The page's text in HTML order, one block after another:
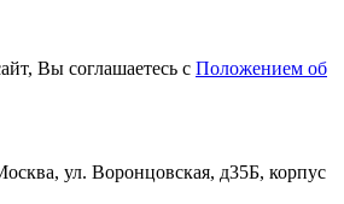
Вы соглашаетесь с Положением об
ул. Воронцовская, д35Б, корпус